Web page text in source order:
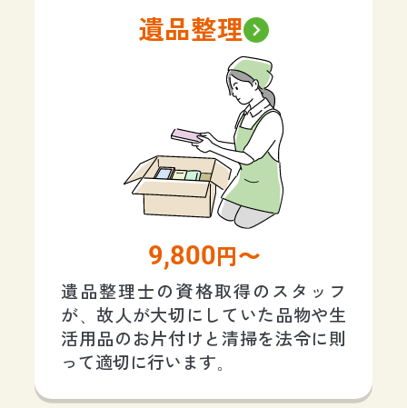
遺品整理
9,800 円〜
遺品整理士の資格取得のスタッフ
が、故人が大切にしていた品物や生
活用品のお片付けと清掃を法令に則
って適切に行います。